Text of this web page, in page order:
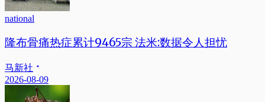
national
隆布骨痛热症累计9465宗 法米:数据令人担忧
马新社
2026-08-09